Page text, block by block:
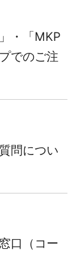
・「MKP
でのご注
問につい
口（コー